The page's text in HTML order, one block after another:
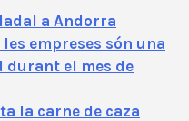
a Andorra
empreses són una
durant el mes de
la carne de caza